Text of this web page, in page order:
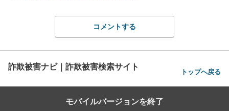
コメントする
詐欺被害ナビ｜詐欺被害検索サイト トップへ戻る
モバイルバージョンを終了